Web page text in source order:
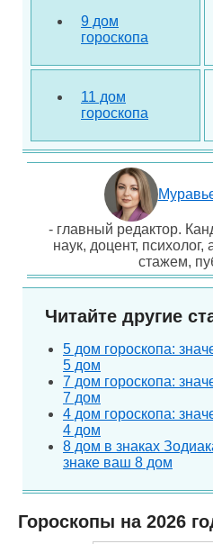
9 дом
гороскопа
11 дом
гороскопа
- главный редактор.
наук, доцент, психолог,
стажем,
Читайте другие
5 дом гороскопа:
5 дом
7 дом гороскопа:
7 дом
4 дом гороскопа:
4 дом
8 дом в знаках
знаке ваш 8 дом
Гороскопы на 2026